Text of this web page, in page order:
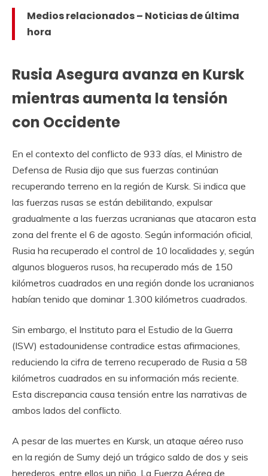
Medios relacionados – Noticias de última
hora
Rusia Asegura avanza en Kursk
mientras aumenta la tensión
con Occidente
En el contexto del conflicto de 933 días, el Ministro de
Defensa de Rusia dijo que sus fuerzas continúan
recuperando terreno en la región de Kursk. Si indica que
las fuerzas rusas se están debilitando, expulsar
gradualmente a las fuerzas ucranianas que atacaron esta
zona del frente el 6 de agosto. Según información oficial,
Rusia ha recuperado el control de 10 localidades y, según
algunos blogueros rusos, ha recuperado más de 150
kilómetros cuadrados en una región donde los ucranianos
habían tenido que dominar 1.300 kilómetros cuadrados.
Sin embargo, el Instituto para el Estudio de la Guerra
(ISW) estadounidense contradice estas afirmaciones,
reduciendo la cifra de terreno recuperado de Rusia a 58
kilómetros cuadrados en su información más reciente.
Esta discrepancia causa tensión entre las narrativas de
ambos lados del conflicto.
A pesar de las muertes en Kursk, un ataque aéreo ruso
en la región de Sumy dejó un trágico saldo de dos y seis
herederos, entre ellos un niño. La Fuerza Aérea de